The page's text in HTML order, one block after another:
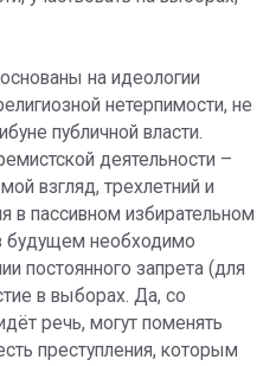
на идеологии
нетерпимости, не
публичной власти.
деятельности –
взгляд, трехлетний и
в пассивном избирательном
будущем необходимо
постоянного запрета (для
в выборах. Да, со
речь, могут поменять
преступления, которым